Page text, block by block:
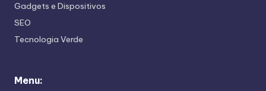
Gadgets e Dispositivos
SEO
Tecnologia Verde
Menu: